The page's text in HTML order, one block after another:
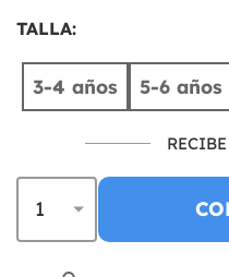
TALLA:
3-4 años 5-6 años